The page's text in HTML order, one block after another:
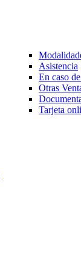
Asistencia
En caso
Otras
Tarjeta